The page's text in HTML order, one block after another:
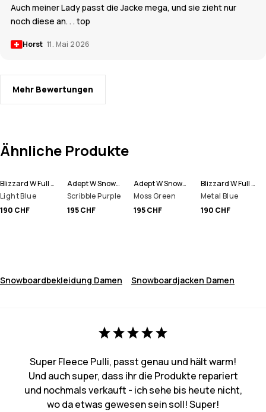
Auch meiner Lady passt die Jacke mega, und sie zieht nur
noch diese an. . . top
Horst 11. Mai 2026
Mehr Bewertungen
Ähnliche Produkte
Blizzard W Full Zip Snowboardjacke Women
Light Blue
190 CHF
Adept W Snowboardjacke Women
Scribble Purple
195 CHF
Adept W Snowboardjacke Women
Moss Green
195 CHF
Blizzard W Full Zip Snowboardjacke Women
Metal Blue
190 CHF
Snowboardbekleidung Damen Snowboardjacken Damen
Super Fleece Pulli, passt genau und hält warm!
Und auch super, dass ihr die Produkte repariert
und nochmals verkauft - ich sehe bis heute nicht,
wo da etwas gewesen sein soll! Super!